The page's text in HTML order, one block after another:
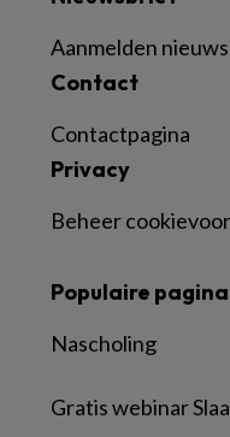
Aanmelden
Contact
Contactpagina
Privacy
Beheer
Populaire
Nascholing
Gratis webinar